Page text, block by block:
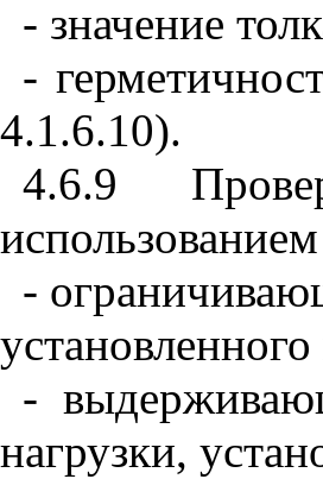
- значение
-
4.1.6.10).
4.6.9
-
установленного
-
нагрузки,